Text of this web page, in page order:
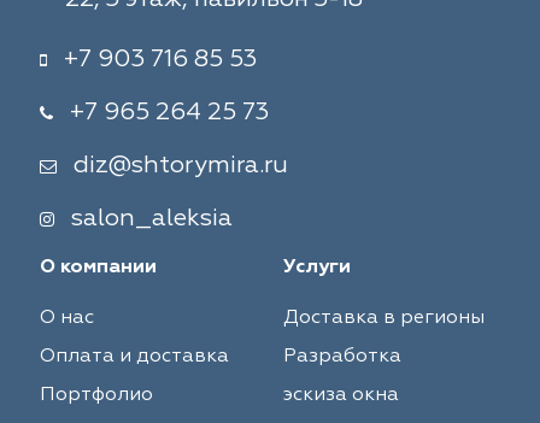
+7 903 716 85 53
+7 965 264 25 73
diz@shtorymira.ru
salon_aleksia
О компании
О нас
Оплата и доставка
Портфолио
Услуги
Доставка в регионы
Разработка
эскиза окна